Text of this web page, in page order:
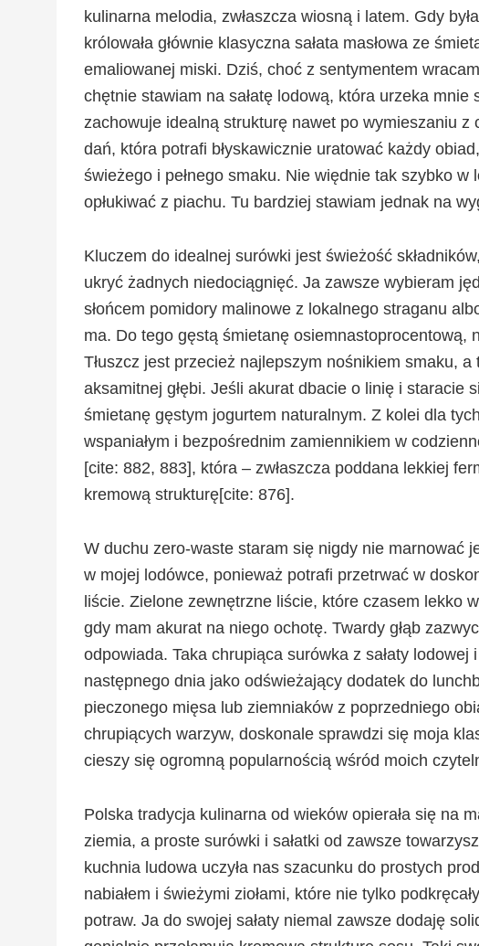
kulinarna melodia, zwłaszcza wiosną i latem. Gdy
królowała głównie klasyczna sałata masłowa ze
emaliowanej miski. Dziś, choć z sentymentem
chętnie stawiam na sałatę lodową, która urzeka
zachowuje idealną strukturę nawet po wymieszaniu
dań, która potrafi błyskawicznie uratować każdy
świeżego i pełnego smaku. Nie więdnie tak szybko
opłukiwać z piachu. Tu bardziej stawiam jednak na
Kluczem do idealnej surówki jest świeżość
ukryć żadnych niedociągnięć. Ja zawsze wybieram
słońcem pomidory malinowe z lokalnego straganu
ma. Do tego gęstą śmietanę osiemnastoprocentową,
Tłuszcz jest przecież najlepszym nośnikiem smaku, a
aksamitnej głębi. Jeśli akurat dbacie o linię i
śmietanę gęstym jogurtem naturalnym. Z kolei dla
wspaniałym i bezpośrednim zamiennikiem w
[cite: 882, 883], która – zwłaszcza poddana lekkiej
kremową strukturę[cite: 876].
W duchu zero-waste staram się nigdy nie marnować
w mojej lodówce, ponieważ potrafi przetrwać w
liście. Zielone zewnętrzne liście, które czasem lekko
gdy mam akurat na niego ochotę. Twardy głąb
odpowiada. Taka chrupiąca surówka z sałaty
następnego dnia jako odświeżający dodatek do
pieczonego mięsa lub ziemniaków z poprzedniego
chrupiących warzyw, doskonale sprawdzi się moja
cieszy się ogromną popularnością wśród moich
Polska tradycja kulinarna od wieków opierała się na
ziemia, a proste surówki i sałatki od zawsze
kuchnia ludowa uczyła nas szacunku do prostych
nabiałem i świeżymi ziołami, które nie tylko
potraw. Ja do swojej sałaty niemal zawsze dodaję